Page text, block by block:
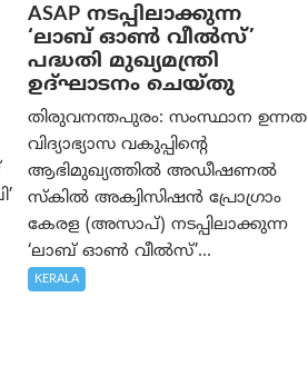
ASAP നടപ്പിലാക്കുന്ന
‘ലാബ് ഓൺ വീൽസ്’
പദ്ധതി മുഖ്യമന്ത്രി
ഉദ്ഘാടനം ചെയ്തു
തിരുവനന്തപുരം: സംസ്ഥാന ഉന്നത
വിദ്യാഭ്യാസ വകുപ്പിന്റെ
ആഭിമുഖ്യത്തിൽ അഡീഷണൽ
സ്കിൽ അക്വിസിഷൻ പ്രോഗ്രാം
കേരള (അസാപ്) നടപ്പിലാക്കുന്ന
‘ലാബ് ഓൺ വീൽസ്’...
KERALA